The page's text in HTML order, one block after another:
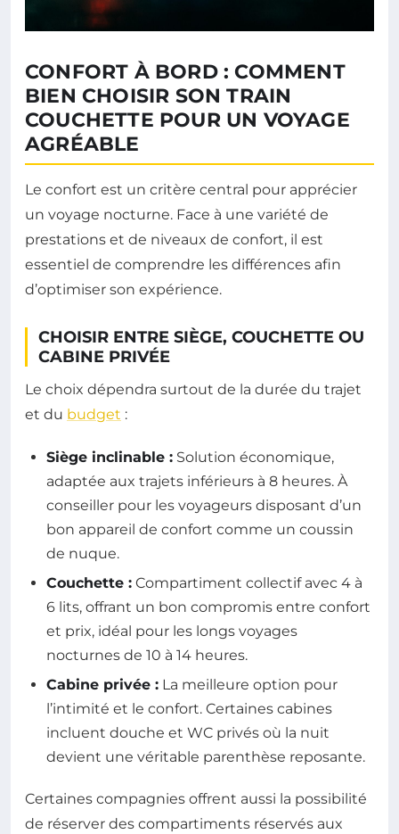
CONFORT À BORD : COMMENT
BIEN CHOISIR SON TRAIN
COUCHETTE POUR UN VOYAGE
AGRÉABLE
Le confort est un critère central pour apprécier
un voyage nocturne. Face à une variété de
prestations et de niveaux de confort, il est
essentiel de comprendre les différences afin
d’optimiser son expérience.
CHOISIR ENTRE SIÈGE, COUCHETTE OU
CABINE PRIVÉE
Le choix dépendra surtout de la durée du trajet
et du budget :
Siège inclinable : Solution économique,
adaptée aux trajets inférieurs à 8 heures. À
conseiller pour les voyageurs disposant d’un
bon appareil de confort comme un coussin
de nuque.
Couchette : Compartiment collectif avec 4 à
6 lits, offrant un bon compromis entre confort
et prix, idéal pour les longs voyages
nocturnes de 10 à 14 heures.
Cabine privée : La meilleure option pour
l’intimité et le confort. Certaines cabines
incluent douche et WC privés où la nuit
devient une véritable parenthèse reposante.
Certaines compagnies offrent aussi la possibilité
de réserver des compartiments réservés aux